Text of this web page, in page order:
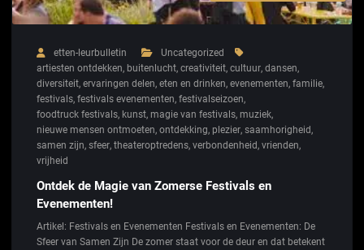
etten-leurbulletin
Uncategorized
artiesten ontdekken, buitenlucht, creativiteit, cultuur, dansen,
diversiteit, ervaringen delen, eten en drinken, evenementen, familie,
festivals, festivals evenementen, festivalseizoen,
foodtruck festivals, kunst, magie van festivals, muziek,
nieuwe mensen ontmoeten, ontdekking, plezier, saamhorigheid,
samen zijn, sfeer, theateroptredens, verbondenheid, vrienden,
vrijheid
Ontdek de Magie van Zomerse Festivals en
Evenementen!
Artikel: Festivals en Evenementen Festivals en Evenementen: De
Sfeer van Samen Zijn De zomer staat voor de deur en dat betekent